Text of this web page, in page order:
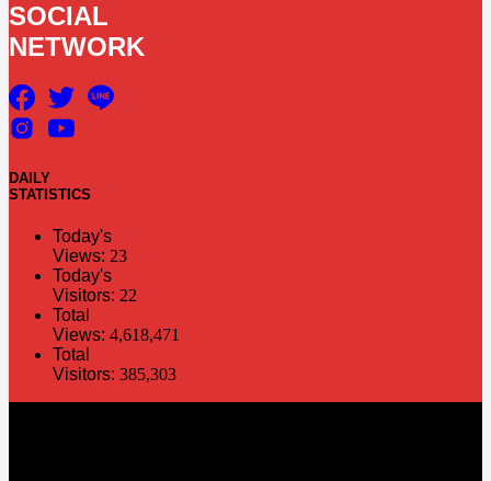
SOCIAL
NETWORK
DAILY
STATISTICS
Today's
Views: 23
Today's
Visitors: 22
Total
Views: 4,618,471
Total
Visitors: 385,303